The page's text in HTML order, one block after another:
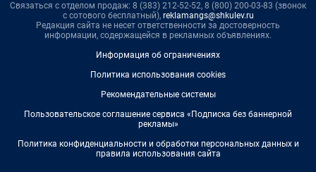
Связаться с отделом продаж: 8 (383) 212-52-52, 8 (800) 200-03-83 (звонок
с сотового бесплатный), reklamangs@shkulev.ru
Редакция сайта не несет ответственности за достоверность
информации, содержащейся в рекламных объявлениях.
Информация об ограничениях
Политика использования cookies
Рекомендательные системы
Пользовательское соглашение сервиса «Подписка без баннерной
рекламы»
Политика конфиденциальности и обработки персональных данных и
правила использования сайта